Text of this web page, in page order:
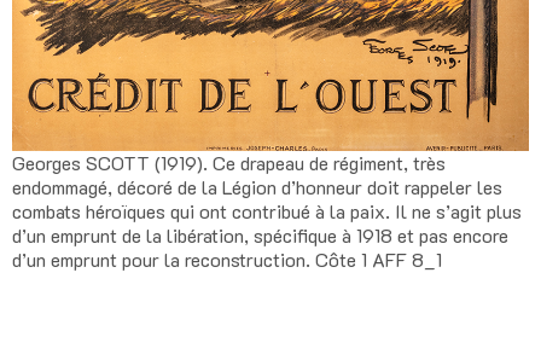
Georges SCOTT (1919). Ce drapeau de régiment, très
endommagé, décoré de la Légion d’honneur doit rappeler les
combats héroïques qui ont contribué à la paix. Il ne s’agit plus
d’un emprunt de la libération, spécifique à 1918 et pas encore
d’un emprunt pour la reconstruction. Côte 1 AFF 8_1